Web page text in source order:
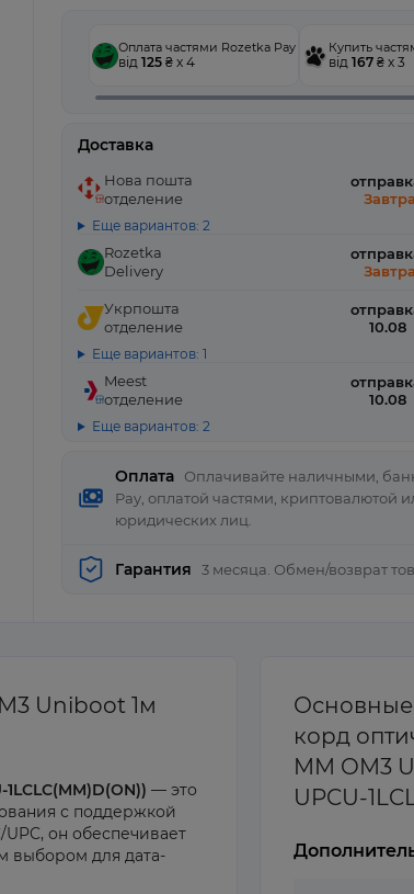
Оплата
Оплачивайте наличными,
Pay, оплатой частями, криптовалютой
юридических лиц.
Оплата частями Rozetka Pay
від 125 ₴ x 4
Купить
від 167 ₴ x 3
Доставка
Нова пошта
отделение
Завтра
Еще вариантов: 2
Rozetka
Delivery
Завтра
Укрпошта
отделение
10.08
Еще вариантов: 1
Meest
отделение
10.08
Еще вариантов: 2
Гарантия 3 месяца. Обмен/возврат
Uniboot 1м
— это
с поддержкой
он обеспечивает
выбором для дата-
Основные
корд
MM OM3
UPCU-